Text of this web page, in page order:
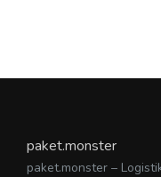
paket.monster
paket.monster –